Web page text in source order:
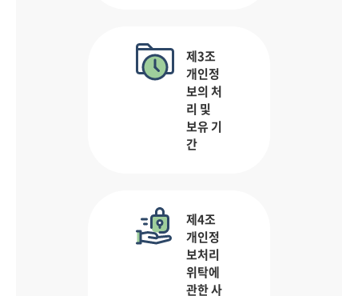
제3조
개인정
보의 처
리 및
보유 기
간
제4조
개인정
보처리
위탁에
관한 사